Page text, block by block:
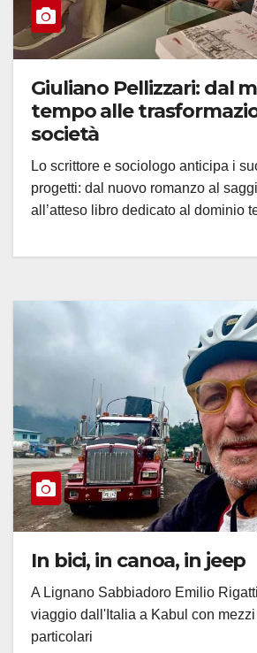
Giuliano Pellizzari: dal
tempo alle
società
Lo scrittore e sociologo anticipa i
progetti: dal nuovo romanzo al
all’atteso libro dedicato al dominio
In bici, in canoa, in jeep
A Lignano Sabbiadoro Emilio
viaggio dall'Italia a Kabul con
particolari